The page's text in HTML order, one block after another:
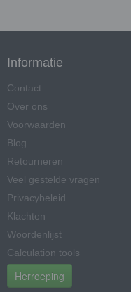
Informatie
Contact
Over ons
Voorwaarden
Blog
Retourneren
Veel gestelde vragen
Privacybeleid
Klachten
Woordenlijst
Calculation tools
Herroeping